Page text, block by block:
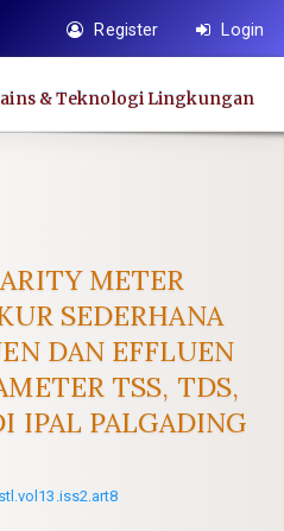
Register Login
& Teknologi Lingkungan
METER
SEDERHANA
DAN EFFLUEN
TSS, TDS,
IPAL PALGADING